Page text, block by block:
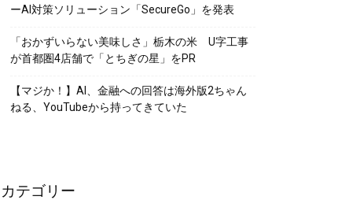
ーAI対策ソリューション「SecureGo」を発表
「おかずいらない美味しさ」栃木の米 U字工事
が首都圏4店舗で「とちぎの星」をPR
【マジか！】AI、金融への回答は海外版2ちゃん
ねる、YouTubeから持ってきていた
カテゴリー